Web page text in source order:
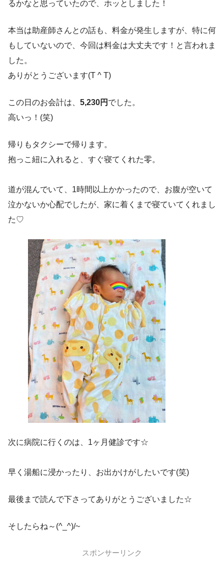
るかなと思っていたので、ホッとしました！
本当は助産師さんとの話も、料金が発生しますが、特に何
もしていないので、今回は料金は大丈夫です！と言われま
した。
ありがとうございます(T ^ T)
この日のお会計は、 5,230円 でした。
高いっ！(笑)
帰りもタクシーで帰ります。
抱っこ紐に入れると、すぐ寝てくれた零。
道が混んでいて、1時間以上かかったので、お腹が空いて
泣かないか心配でしたが、家に着くまで寝ていてくれまし
た♡
次に病院に行くのは、1ヶ月健診です☆
早く湯船に浸かったり、お出かけがしたいです(笑)
最後まで読んで下さってありがとうございました☆
そしたらね～(^_^)/~
スポンサーリンク